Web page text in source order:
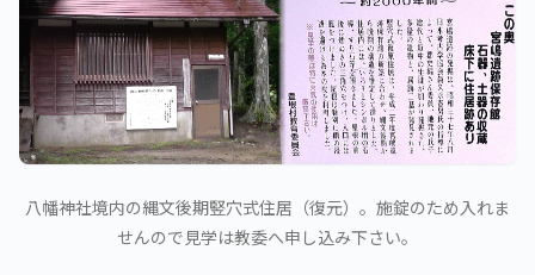
八幡神社境内の縄文後期竪穴式住居（復元）。施錠のため入れま
せんので見学は教委へ申し込み下さい。